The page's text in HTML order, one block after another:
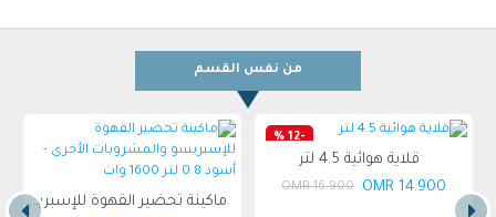
من نفس القسم
-12 %
قلاية هوائية 4.5 لتر
14.900 OMR
16.900 OMR
ماكينة تحضير القهوة للإسبريسو والمشروبات الأخرى - أسود 0.8 لتر 1600 وات